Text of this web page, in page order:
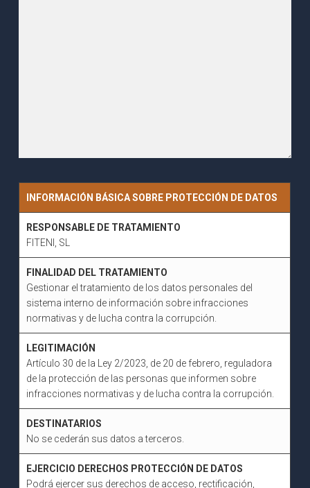
INFORMACIÓN BÁSICA SOBRE PROTECCIÓN DE DATOS
RESPONSABLE DE TRATAMIENTO
FITENI, SL
FINALIDAD DEL TRATAMIENTO
Gestionar el tratamiento de los datos personales del
sistema interno de información sobre infracciones
normativas y de lucha contra la corrupción.
LEGITIMACIÓN
Artículo 30 de la Ley 2/2023, de 20 de febrero, reguladora
de la protección de las personas que informen sobre
infracciones normativas y de lucha contra la corrupción.
DESTINATARIOS
No se cederán sus datos a terceros.
EJERCICIO DERECHOS PROTECCIÓN DE DATOS
Podrá ejercer sus derechos de acceso, rectificación,